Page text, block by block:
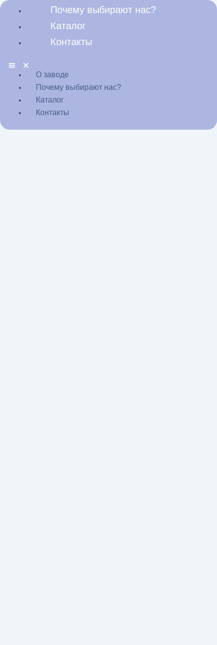
Перейти
содержимому
Почему выбирают нас?
Каталог
Контакты
О заводе
Почему выбирают нас?
Каталог
Контакты